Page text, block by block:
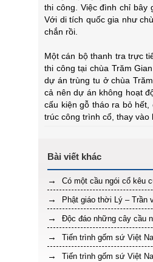
thi công. Việc đình chỉ bây
Với di tích quốc gia như
chắn rồi.
Một cán bộ thanh tra trực
thi công tại chùa Trăm
dự án trùng tu ở chùa
cả nên dự án không hoạt
cấu kiện gỗ tháo ra bỏ
trúc công trình cổ, thay vào
Có một cầu ngói cổ kêu
Phật giáo thời Lý – Trần
Độc đáo những cây cầu
Tiến trình gốm sứ Việt
Tiến trình gốm sứ Việt